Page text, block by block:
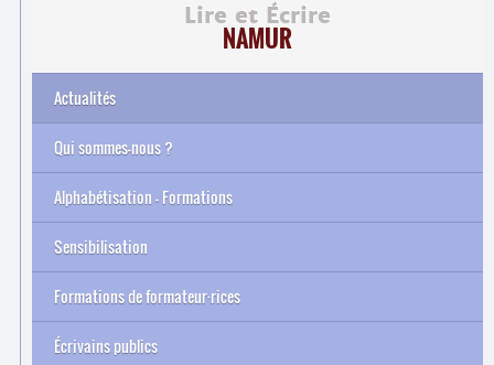
Lire et Écrire
NAMUR
Actualités
Qui sommes-nous ?
Alphabétisation – Formations
Sensibilisation
Formations de formateur·rices
Archives
Écrivains publics